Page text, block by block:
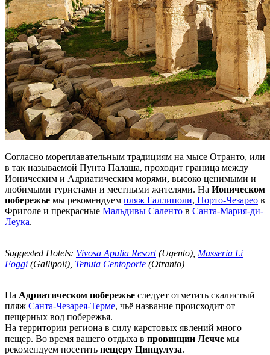
Согласно мореплавательным традициям на мысе Отранто, или
в так называемой Пунта Палаша, проходит граница между
Ионическим и Адриатическим морями, высоко ценимыми и
любимыми туристами и местными жителями. На Ионическом
побережье мы рекомендуем пляж Галлиполи, Порто-Чезарео в
Фриголе и прекрасные Мальдивы Саленто в Санта-Мария-ди-
Леука.
Suggested Hotels: Vivosa Apulia Resort(Ugento), Masseria Li
Foggi (Gallipoli), Tenuta Centoporte (Otranto)
На Адриатическом побережье следует отметить скалистый
пляж Санта-Чезарея-Терме, чьё название происходит от
пещерных вод побережья.
На территории региона в силу карстовых явлений много
пещер. Во время вашего отдыха в провинции Лечче мы
рекомендуем посетить пещеру Цинцулуза.